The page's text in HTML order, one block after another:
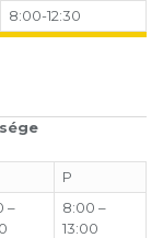
8:00-12:30
P
–
8:00 –
13:00